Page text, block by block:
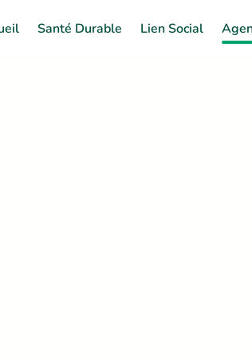
Santé Durable Lien Social